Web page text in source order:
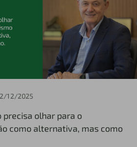
12/2025
precisa olhar para o
como alternativa, mas como